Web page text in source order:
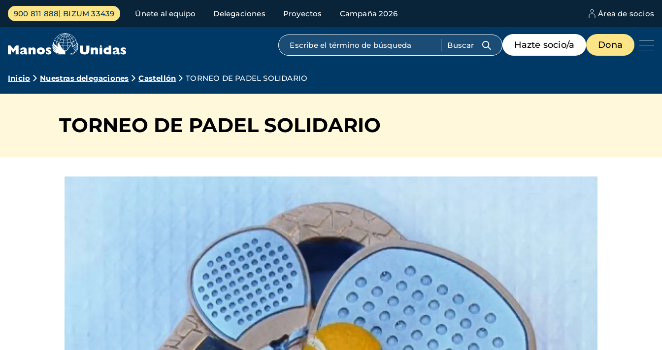
Pasar
contenido
Menú
principal
900 811 888 BIZUM 33439 Únete al equipo Delegaciones Proyectos Campaña 2026 Área de socios
Búsqueda por texto completo
Menú
de
destacados
Hazte socio/a Dona
Ruta
navegación
Inicio Nuestras delegaciones Castellón TORNEO DE PADEL SOLIDARIO
TORNEO DE PADEL SOLIDARIO